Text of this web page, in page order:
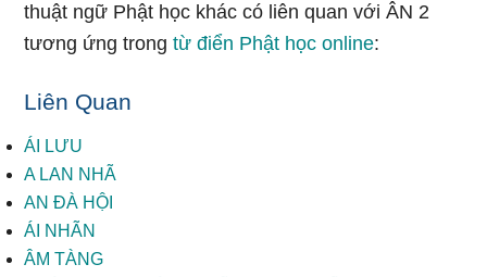
thuật ngữ Phật học khác có liên quan với ÂN 2
tương ứng trongtừ điển Phật học online:
Liên Quan
ÁI LƯU
A LAN NHÃ
AN ĐÀ HỘI
ÁI NHÃN
ÂM TÀNG